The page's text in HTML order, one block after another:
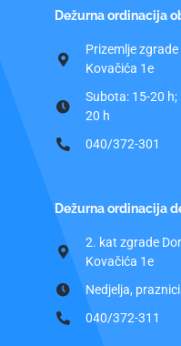
Dežurna ordinacija
Prizemlje
Kovačića 1e
Subota: 15-20 h;
20 h
040/372-301
Dežurna ordinacija
2. kat zgrade
Kovačića 1e
Nedjelja,
040/372-311